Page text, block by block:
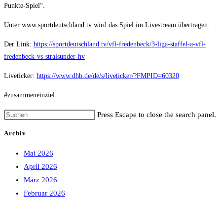
Punkte-Spiel“.
Unter www.sportdeutschland.tv wird das Spiel im Livestream übertragen.
Der Link: https://sportdeutschland.tv/vfl-fredenbeck/3-liga-staffel-a-vfl-
fredenbeck-vs-stralsunder-hv
Liveticker: https://www.dhb.de/de/s/liveticker/?FMPID=60320
#zusammeneinziel
Press Escape to close the search panel.
Archiv
Mai 2026
April 2026
März 2026
Februar 2026